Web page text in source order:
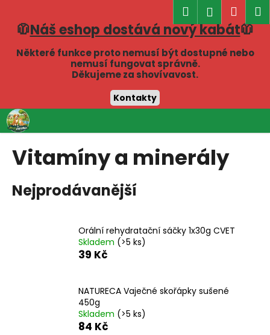
🧥Náš eshop dostává nový kabát🧥
Některé funkce proto nemusí být dostupné nebo
nemusí fungovat správně.
Děkujeme za shovívavost.
Kontakty
Přejít
na
obsah
Hledat
košík
Vitamíny a minerály
Nejprodávanější
Orální rehydratační sáčky 1x30g CVET
Skladem (>5 ks)
39 Kč
NATURECA Vaječné skořápky sušené
450g
Skladem (>5 ks)
84 Kč
Zpět
Zpět
o
t
e
u